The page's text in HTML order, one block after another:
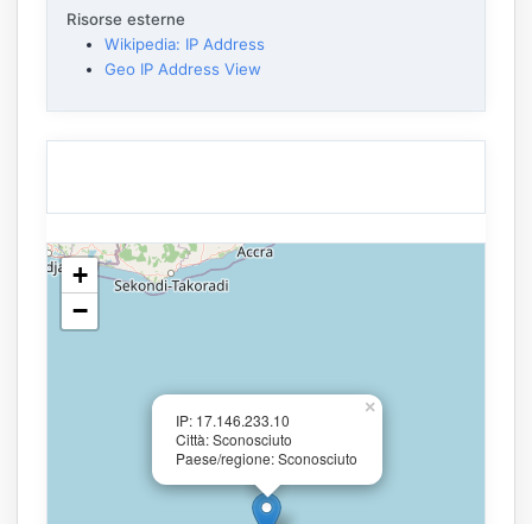
Risorse esterne
Wikipedia: IP Address
Geo IP Address View
IP: 17.146.233.10
Città: Sconosciuto
Paese/regione: Sconosciuto
×
+
−